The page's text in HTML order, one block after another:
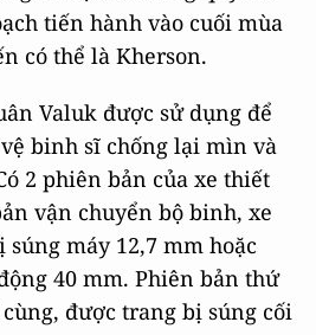
tiến hành vào cuối mùa
có thể là Kherson.
Valuk được sử dụng để
binh sĩ chống lại mìn và
2 phiên bản của xe thiết
vận chuyển bộ binh, xe
máy 12,7 mm hoặc
40 mm. Phiên bản thứ
được trang bị súng cối